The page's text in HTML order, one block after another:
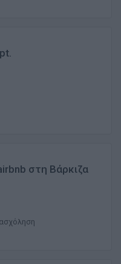
στη Βάρκιζα